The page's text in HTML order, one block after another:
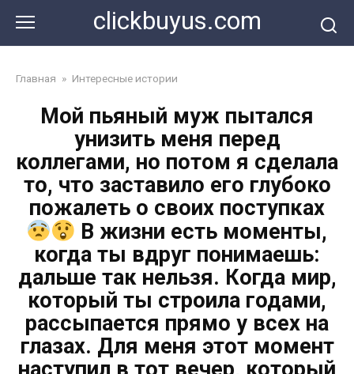
контенту
clickbuyus.com
Главная » Интересные истории
Мой пьяный муж пытался
унизить меня перед
коллегами, но потом я сделала
то, что заставило его глубоко
пожалеть о своих поступках
В жизни есть моменты,
когда ты вдруг понимаешь:
дальше так нельзя. Когда мир,
который ты строила годами,
рассыпается прямо у всех на
глазах. Для меня этот момент